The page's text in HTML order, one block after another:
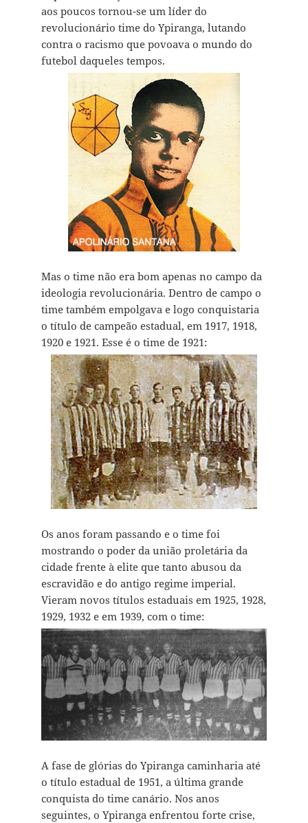
aos poucos tornou-se um líder do
revolucionário time do Ypiranga, lutando
contra o racismo que povoava o mundo do
futebol daqueles tempos.
Mas o time não era bom apenas no campo da
ideologia revolucionária. Dentro de campo o
time também empolgava e logo conquistaria
o título de campeão estadual, em 1917, 1918,
1920 e 1921. Esse é o time de 1921:
Os anos foram passando e o time foi
mostrando o poder da união proletária da
cidade frente à elite que tanto abusou da
escravidão e do antigo regime imperial.
Vieram novos títulos estaduais em 1925, 1928,
1929, 1932 e em 1939, com o time:
A fase de glórias do Ypiranga caminharia até
o título estadual de 1951, a última grande
conquista do time canário. Nos anos
seguintes, o Ypiranga enfrentou forte crise,